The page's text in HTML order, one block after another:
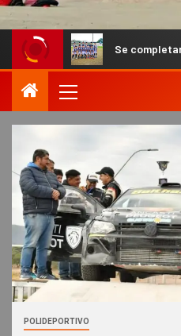
Se completaron las
POLIDEPORTIVO